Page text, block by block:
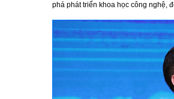
phá phát triển khoa học công nghệ,